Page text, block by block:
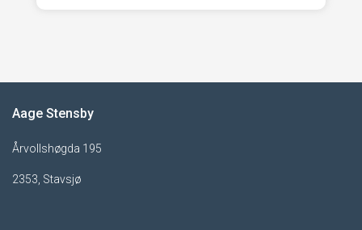
Aage Stensby
Årvollshøgda 195
2353, Stavsjø